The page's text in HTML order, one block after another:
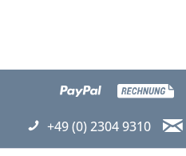
+49 (0) 2304 9310